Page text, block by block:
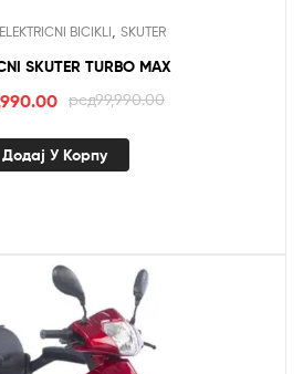
ELEKTRICNI BICIKLI SKUTER
SKUTER TURBO MAX
рсд99,990.00
Оригинална
је
Тренутна
је:
Додај У Корпу